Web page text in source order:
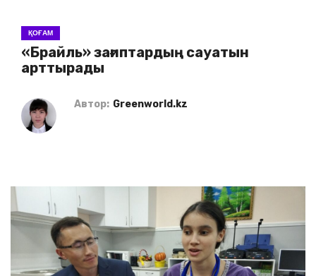
ҚОҒАМ
«Брайль» зағиптардың сауатын
арттырады
Автор: Greenworld.kz